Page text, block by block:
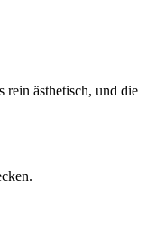
ästhetisch, und die